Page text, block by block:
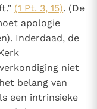
(1 Pt. 3, 15). (De
apologie
Inderdaad, de
niet
belang van
een intrinsieke